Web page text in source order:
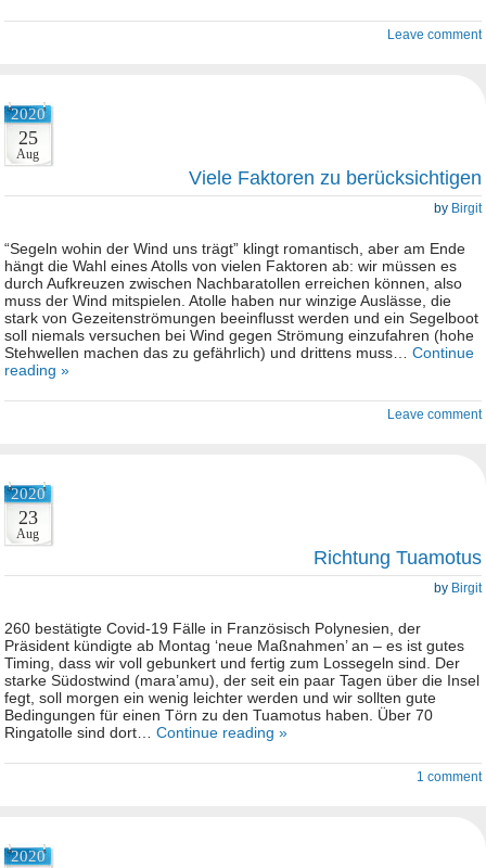
Leave comment
2020
25
Aug
Viele Faktoren zu berücksichtigen
by Birgit
“Segeln wohin der Wind uns trägt” klingt romantisch, aber am Ende
hängt die Wahl eines Atolls von vielen Faktoren ab: wir müssen es
durch Aufkreuzen zwischen Nachbaratollen erreichen können, also
muss der Wind mitspielen. Atolle haben nur winzige Auslässe, die
stark von Gezeitenströmungen beeinflusst werden und ein Segelboot
soll niemals versuchen bei Wind gegen Strömung einzufahren (hohe
Stehwellen machen das zu gefährlich) und drittens muss… Continue
reading »
Leave comment
2020
23
Aug
Richtung Tuamotus
by Birgit
260 bestätigte Covid-19 Fälle in Französisch Polynesien, der
Präsident kündigte ab Montag ‘neue Maßnahmen’ an – es ist gutes
Timing, dass wir voll gebunkert und fertig zum Lossegeln sind. Der
starke Südostwind (mara’amu), der seit ein paar Tagen über die Insel
fegt, soll morgen ein wenig leichter werden und wir sollten gute
Bedingungen für einen Törn zu den Tuamotus haben. Über 70
Ringatolle sind dort… Continue reading »
1 comment
2020